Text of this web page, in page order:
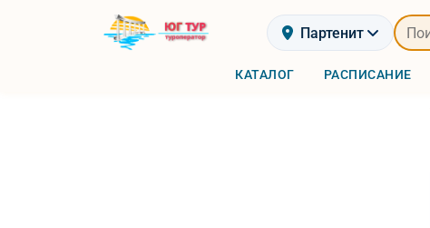
Партенит
КАТАЛОГ РАСПИСАНИЕ